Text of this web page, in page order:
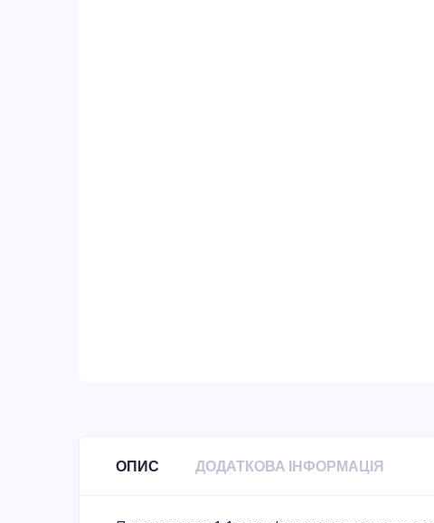
ОПИС ДОДАТКОВА ІНФОРМАЦІЯ